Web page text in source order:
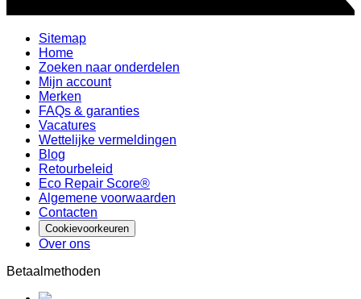
Sitemap
Home
Zoeken naar onderdelen
Mijn account
Merken
FAQs & garanties
Vacatures
Wettelijke vermeldingen
Blog
Retourbeleid
Eco Repair Score®
Algemene voorwaarden
Contacten
Cookievoorkeuren
Over ons
Betaalmethoden